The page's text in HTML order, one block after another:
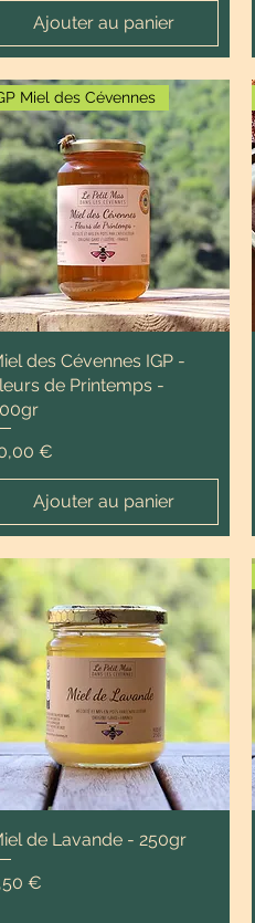
Ajouter au panier
Miel des Cévennes
des Cévennes IGP -
de Printemps -
€
Ajouter au panier
de Lavande - 250gr
€